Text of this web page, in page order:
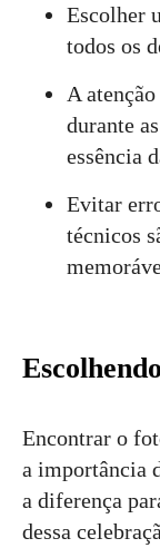
Escolher
todos os
A
durante
essência
Evitar
técnicos
Encontrar o
a importância
a diferença
dessa